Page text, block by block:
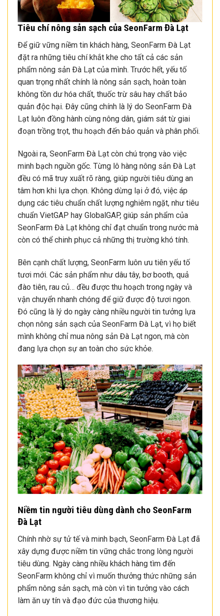
Tiêu chí nông sản sạch của SeonFarm Đà Lạt
Để giữ vững niềm tin khách hàng, SeonFarm Đà Lạt
đặt ra những tiêu chí khắt khe cho tất cả các sản
phẩm nông sản Đà Lạt của mình. Trước hết, yếu tố
quan trọng nhất chính là nông sản sạch, hoàn toàn
không tồn dư hóa chất, thuốc trừ sâu hay chất bảo
quản độc hại. Đây cũng chính là lý do SeonFarm Đà
Lạt luôn đồng hành cùng nông dân, giám sát từ giai
đoạn trồng trọt, thu hoạch đến bảo quản và phân phối.
Ngoài ra, SeonFarm Đà Lạt còn chú trọng vào việc
minh bạch nguồn gốc. Từng lô hàng nông sản Đà Lạt
đều có mã truy xuất rõ ràng, giúp người tiêu dùng an
tâm hơn khi lựa chọn. Không dừng lại ở đó, việc áp
dụng các tiêu chuẩn chất lượng nghiêm ngặt, như tiêu
chuẩn VietGAP hay GlobalGAP, giúp sản phẩm của
SeonFarm Đà Lạt không chỉ đạt chuẩn trong nước mà
còn có thể chinh phục cả những thị trường khó tính.
Bên cạnh chất lượng, SeonFarm luôn ưu tiên yếu tố
tươi mới. Các sản phẩm như dâu tây, bơ booth, quả
đào tiên, rau củ… đều được thu hoạch trong ngày và
vận chuyển nhanh chóng để giữ được độ tươi ngon.
Đó cũng là lý do ngày càng nhiều người tin tưởng lựa
chọn nông sản sạch của SeonFarm Đà Lạt, vì họ biết
mình không chỉ mua nông sản Đà Lạt ngon, mà còn
đang lựa chọn sự an toàn cho sức khỏe.
Niềm tin người tiêu dùng dành cho SeonFarm
Đà Lạt
Chính nhờ sự tử tế và minh bạch, SeonFarm Đà Lạt đã
xây dựng được niềm tin vững chắc trong lòng người
tiêu dùng. Ngày càng nhiều khách hàng tìm đến
SeonFarm không chỉ vì muốn thưởng thức những sản
phẩm nông sản sạch, mà còn vì tin tưởng vào cách
làm ăn uy tín và đạo đức của thương hiệu.